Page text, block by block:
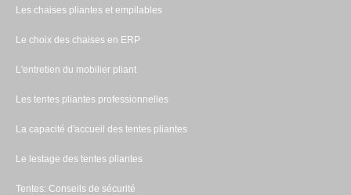
Les chaises pliantes et empilables
Le choix des chaises en ERP
L'entretien du mobilier pliant
Les tentes pliantes professionnelles
La capacité d'accueil des tentes pliantes
Le lestage des tentes pliantes
Tentes: Conseils de sécurité